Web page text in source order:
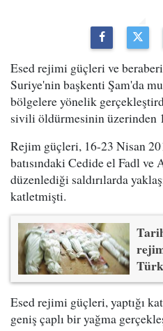
Esed rejimi güçleri ve
Suriye'nin başkenti Şam'da
bölgelere yönelik
sivili öldürmesinin üzerinden
Rejim güçleri, 16-23 Nisan
batısındaki Cedide el Fadl ve
düzenlediği saldırılarda
katletmişti.
Esed rejimi güçleri, yaptığı
geniş çaplı bir yağma